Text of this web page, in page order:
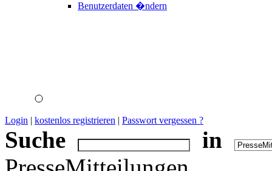
Benutzerdaten �ndern
Login | kostenlos registrieren | Passwort vergessen ?
Suche
in